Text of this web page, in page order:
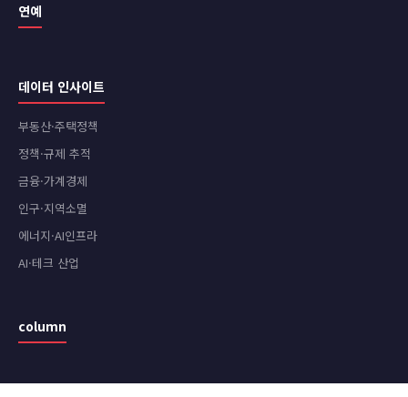
연예
데이터 인사이트
부동산·주택정책
정책·규제 추적
금융·가계경제
인구·지역소멸
에너지·AI인프라
AI·테크 산업
column